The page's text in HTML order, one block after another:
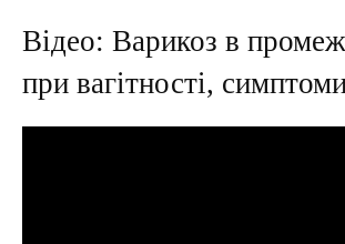
Відео: Варикоз в
при вагітності,